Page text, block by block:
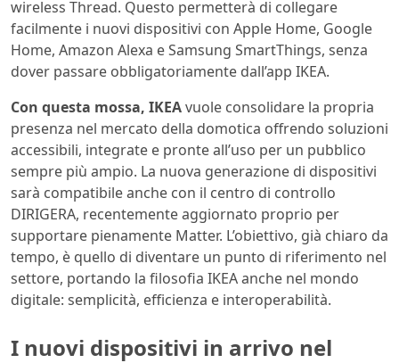
wireless Thread. Questo permetterà di collegare
facilmente i nuovi dispositivi con Apple Home, Google
Home, Amazon Alexa e Samsung SmartThings, senza
dover passare obbligatoriamente dall’app IKEA.
Con questa mossa, IKEAvuole consolidare la propria
presenza nel mercato della domotica offrendo soluzioni
accessibili, integrate e pronte all’uso per un pubblico
sempre più ampio. La nuova generazione di dispositivi
sarà compatibile anche con il centro di controllo
DIRIGERA, recentemente aggiornato proprio per
supportare pienamente Matter. L’obiettivo, già chiaro da
tempo, è quello di diventare un punto di riferimento nel
settore, portando la filosofia IKEA anche nel mondo
digitale: semplicità, efficienza e interoperabilità.
I nuovi dispositivi in arrivo nel